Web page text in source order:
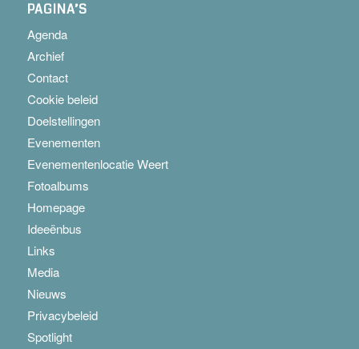
PAGINA’S
Agenda
Archief
Contact
Cookie beleid
Doelstellingen
Evenementen
Evenementenlocatie Weert
Fotoalbums
Homepage
Ideeënbus
Links
Media
Nieuws
Privacybeleid
Spotlight